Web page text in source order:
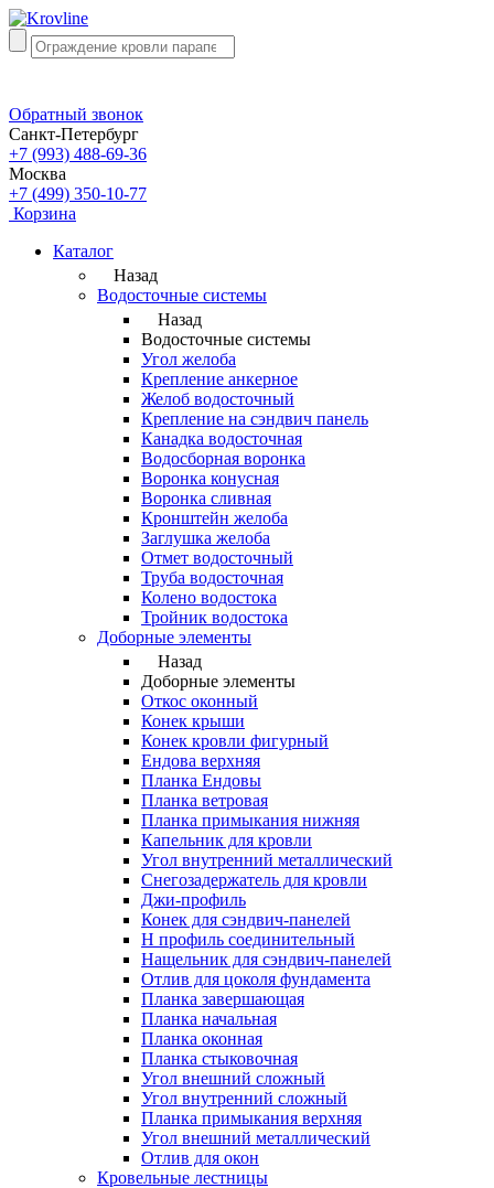
Обратный звонок
Санкт-Петербург
+7 (993) 488-69-36
Москва
+7 (499) 350-10-77
Корзина
Каталог
Назад
Водосточные системы
Назад
Водосточные системы
Угол желоба
Крепление анкерное
Желоб водосточный
Крепление на сэндвич панель
Канадка водосточная
Водосборная воронка
Воронка конусная
Воронка сливная
Кронштейн желоба
Заглушка желоба
Отмет водосточный
Труба водосточная
Колено водостока
Тройник водостока
Доборные элементы
Назад
Доборные элементы
Откос оконный
Конек крыши
Конек кровли фигурный
Ендова верхняя
Планка Ендовы
Планка ветровая
Планка примыкания нижняя
Капельник для кровли
Угол внутренний металлический
Снегозадержатель для кровли
Джи-профиль
Конек для сэндвич-панелей
Н профиль соединительный
Нащельник для сэндвич-панелей
Отлив для цоколя фундамента
Планка завершающая
Планка начальная
Планка оконная
Планка стыковочная
Угол внешний сложный
Угол внутренний сложный
Планка примыкания верхняя
Угол внешний металлический
Отлив для окон
Кровельные лестницы